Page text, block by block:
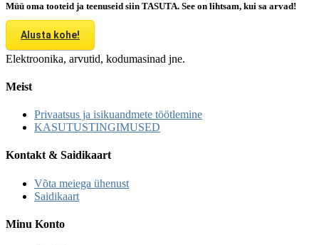
Müü oma tooteid ja teenuseid siin TASUTA. See on lihtsam, kui sa arvad!
Alusta kohe!
Elektroonika, arvutid, kodumasinad jne.
Meist
Privaatsus ja isikuandmete töötlemine
KASUTUSTINGIMUSED
Kontakt & Saidikaart
Võta meiega ühenust
Saidikaart
Minu Konto